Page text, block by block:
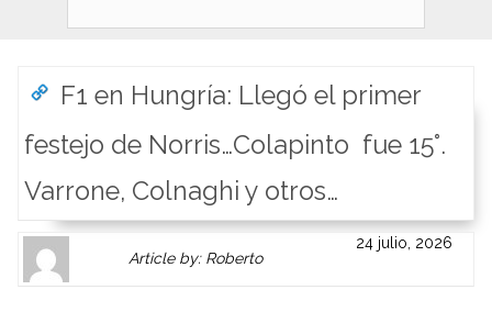
F1 en Hungría: Llegó el primer
festejo de Norris…Colapinto fue 15°.
Varrone, Colnaghi y otros…
Gravatar
is
Article by: Robertolink
to
24 julio, 2026